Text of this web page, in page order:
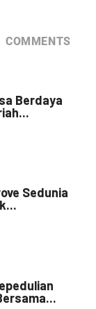
COMMENTS
Berdaya
Sedunia